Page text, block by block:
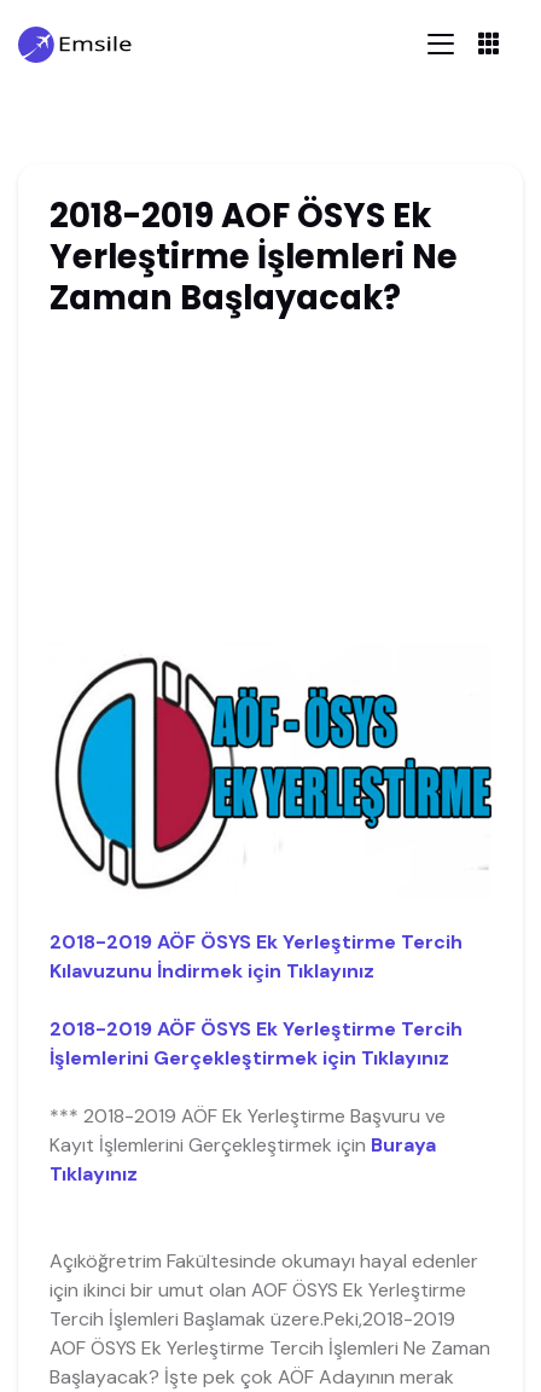
2018-2019 AOF ÖSYS Ek
Yerleştirme İşlemleri Ne
Zaman Başlayacak?
2018-2019 AÖF ÖSYS Ek Yerleştirme Tercih
Kılavuzunu İndirmek için Tıklayınız
2018-2019 AÖF ÖSYS Ek Yerleştirme Tercih
İşlemlerini Gerçekleştirmek için Tıklayınız
*** 2018-2019 AÖF Ek Yerleştirme Başvuru ve
Kayıt İşlemlerini Gerçekleştirmek için Buraya
Tıklayınız
Açıköğretrim Fakültesinde okumayı hayal edenler
için ikinci bir umut olan AOF ÖSYS Ek Yerleştirme
Tercih İşlemleri Başlamak üzere.Peki,2018-2019
AOF ÖSYS Ek Yerleştirme Tercih İşlemleri Ne Zaman
Başlayacak? İşte pek çok AÖF Adayının merak